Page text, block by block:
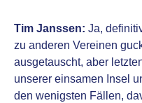
Tim Janssen: Ja,
zu anderen Vereinen
ausgetauscht, aber
unserer einsamen Insel
den wenigsten Fällen,